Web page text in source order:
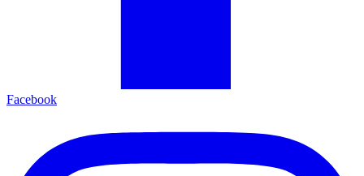
Facebook